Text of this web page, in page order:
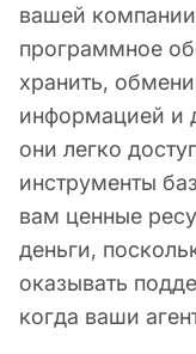
вашей
программное
хранить,
информацией и
они легко
инструменты
вам ценные
деньги,
оказывать
когда ваши